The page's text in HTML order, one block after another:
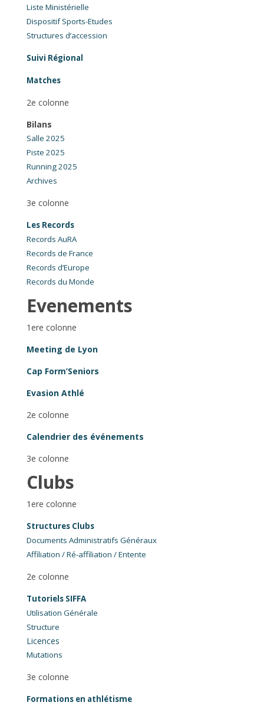
Liste Ministérielle
Dispositif Sports-Etudes
Structures d’accession
Suivi Régional
Matches
2e colonne
Bilans
Salle 2025
Piste 2025
Running 2025
Archives
3e colonne
Les Records
Records AuRA
Records de France
Records d’Europe
Records du Monde
Evenements
1ere colonne
Meeting de Lyon
Cap Form’Seniors
Evasion Athlé
2e colonne
Calendrier des événements
3e colonne
Clubs
1ere colonne
Structures Clubs
Documents Administratifs Généraux
Affiliation / Ré-affiliation / Entente
2e colonne
Tutoriels SIFFA
Utilisation Générale
Structure
Licences
Mutations
3e colonne
Formations en athlétisme